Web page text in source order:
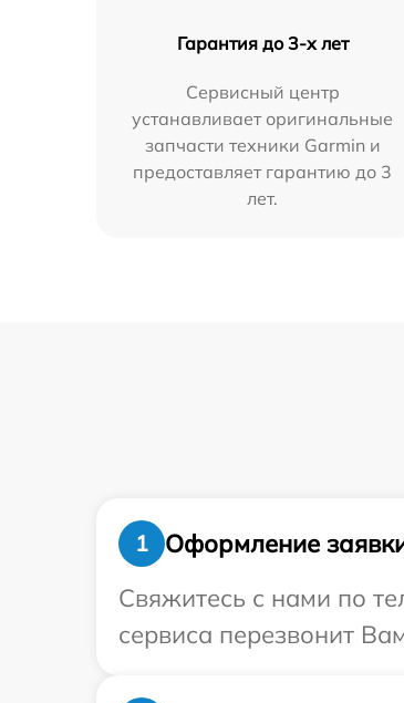
Гарантия до 3-х лет
Сервисный центр
устанавливает оригинальные
запчасти техники Garmin и
предоставляет гарантию до 3
лет.
1
Оформление
Свяжитесь с нами по
сервиса перезвонит